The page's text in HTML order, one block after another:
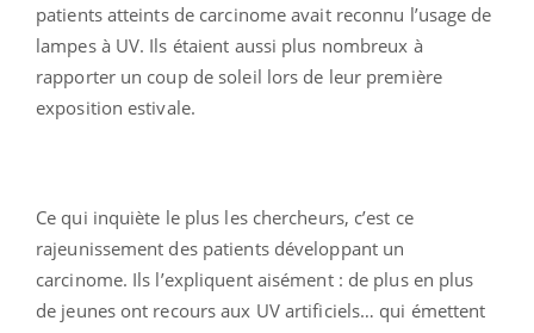
patients atteints de carcinome avait reconnu l’usage de
lampes à UV. Ils étaient aussi plus nombreux à
rapporter un coup de soleil lors de leur première
exposition estivale.
Ce qui inquiète le plus les chercheurs, c’est ce
rajeunissement des patients développant un
carcinome. Ils l’expliquent aisément : de plus en plus
de jeunes ont recours aux UV artificiels… qui émettent